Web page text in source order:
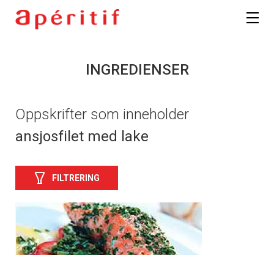
INGREDIENSER
Oppskrifter som inneholder
ansjosfilet med lake
FILTRERING